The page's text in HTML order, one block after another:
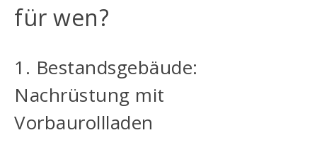
für wen?
1. Bestandsgebäude:
Nachrüstung mit
Vorbaurollladen